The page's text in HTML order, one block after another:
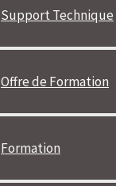
Support Technique
Offre de Formation
Formation